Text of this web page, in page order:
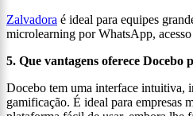
Zalvadora é ideal para equipes
microlearning por WhatsApp,
5. Que vantagens oferece Docebo
Docebo tem uma interface intuitiva,
gamificação. É ideal para empresas